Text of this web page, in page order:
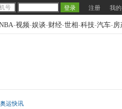
注册 我
-视频-娱谈-财经-世相-科技-汽车-房
奥运快讯